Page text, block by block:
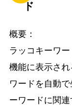
ド
概要：
ラッコキーワ
機能に表示さ
ワードを自動
ーワードに関